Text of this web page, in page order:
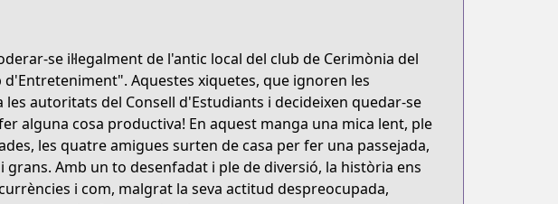
se il·legalment de l'antic local del club de Cerimònia del
Aquestes xiquetes, que ignoren les
les autoritats del Consell d'Estudiants i decideixen quedar-se
alguna cosa productiva! En aquest manga una mica lent, ple
les quatre amigues surten de casa per fer una passejada,
Amb un to desenfadat i ple de diversió, la història ens
i com, malgrat la seva actitud despreocupada,